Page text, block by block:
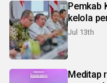
Pemkab
kelola
Jul 13th
Meditap